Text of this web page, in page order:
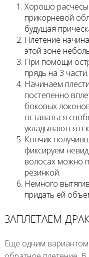
Хорошо
прикорневой
будущая
Плетение
этой зоне
При помощи
прядь на 3 части.
Начинаем
постепенно
боковых
оставаться
укладываются в
Кончик
фиксируем
волосах можно
резинкой.
Немного
придать ей
ЗАПЛЕТАЕМ
Еще одним